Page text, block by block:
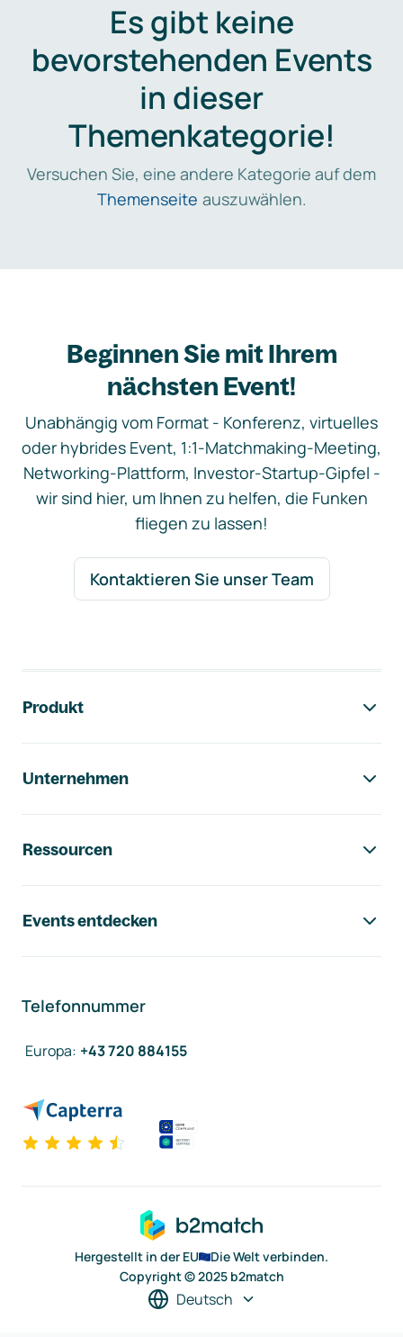
Es gibt keine
bevorstehenden Events
in dieser
Themenkategorie!
Versuchen Sie, eine andere Kategorie auf dem
Themenseite auszuwählen.
Beginnen Sie mit Ihrem
nächsten Event!
Unabhängig vom Format - Konferenz, virtuelles
oder hybrides Event, 1:1-Matchmaking-Meeting,
Networking-Plattform, Investor-Startup-Gipfel -
wir sind hier, um Ihnen zu helfen, die Funken
fliegen zu lassen!
Kontaktieren Sie unser Team
Produkt
Unternehmen
Ressourcen
Events entdecken
Telefonnummer
Europa: +43 720 884155
Hergestellt in der EU
Die Welt verbinden.
Copyright © 2025 b2match
Deutsch